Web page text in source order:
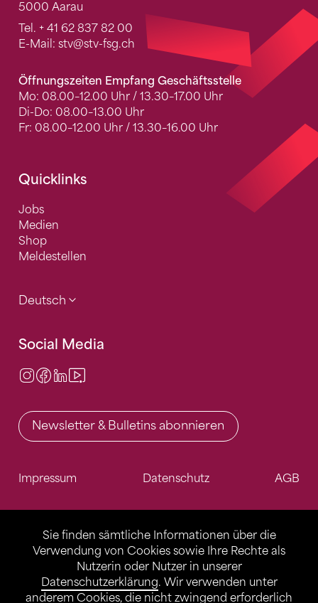
Sie finden sämtliche Informationen über die
Verwendung von Cookies sowie Ihre Rechte als
Nutzerin oder Nutzer in unserer
Datenschutzerklärung. Wir verwenden unter
anderem Cookies, die nicht zwingend erforderlich
5000 Aarau
Tel. + 41 62 837 82 00
E-Mail: stv@stv-fsg.ch
Öffnungszeiten Empfang Geschäftsstelle
Mo: 08.00–12.00 Uhr / 13.30–17.00 Uhr
Di-Do: 08.00–13.00 Uhr
Fr: 08.00–12.00 Uhr / 13.30–16.00 Uhr
Quicklinks
Jobs
Medien
Shop
Meldestellen
Deutsch
Social Media
Instagram
Facebook
LinkedIn
Newsletter & Bulletins abonnieren
Impressum Datenschutz AGB